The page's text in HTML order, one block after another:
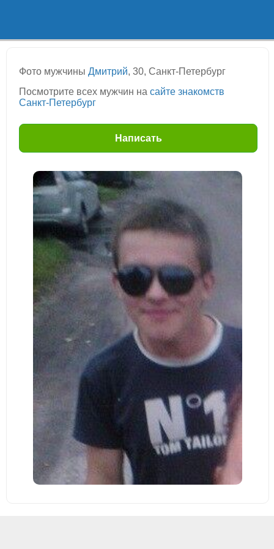
Фото мужчины Дмитрий, 30, Санкт-Петербург
Посмотрите всех мужчин на сайте знакомств
Санкт-Петербург
Написать